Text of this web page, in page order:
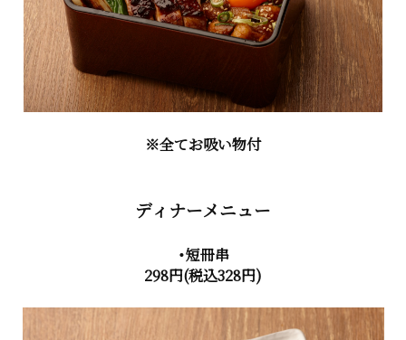
※全てお吸い物付
ディナーメニュー
・短冊串
298円(税込328円)